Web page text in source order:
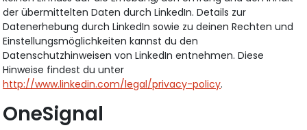
der übermittelten Daten durch LinkedIn. Details zur
Datenerhebung durch LinkedIn sowie zu deinen Rechten und
Einstellungsmöglichkeiten kannst du den
Datenschutzhinweisen von LinkedIn entnehmen. Diese
Hinweise findest du unter
http://www.linkedin.com/legal/privacy-policy.
OneSignal